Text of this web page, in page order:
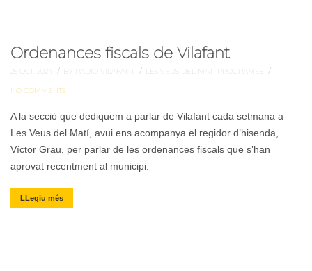
Ordenances fiscals de Vilafant
25 OCT. 2024 / BY RADIO VILAFANT / LES VEUS DEL MATÍ PROGRAMES /
NO COMMENTS
A la secció que dediquem a parlar de Vilafant cada setmana a
Les Veus del Matí, avui ens acompanya el regidor d’hisenda,
Víctor Grau, per parlar de les ordenances fiscals que s’han
aprovat recentment al municipi.
LLegiu més